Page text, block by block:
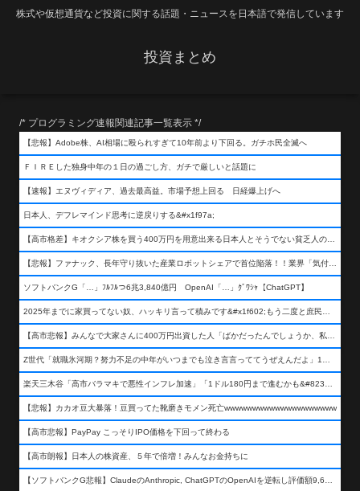
株式や仮想通貨など投資に関する話題・ニュースを日本語で発信しています
投資まとめ
/* プログラミング速報関連記事一覧表示 */
【悲報】Adobe株、AI相場に殴られすぎて10年前より下回る。ガチホ民全滅へ
ＦＩＲＥした独身中年の１日の過ごし方、ガチで厳しいと話題に
【速報】エヌヴィディア、過去最高益。市場予想上回る 日経爆上げへ
日本人、デフレマインド思考に逆戻りする&#x1f97a;
【高市格差】キオクシア株を買う400万円を用意出来る日本人とそうでない貧乏人の差が超広まるって事よ
【悲報】ファナック、長年守り抜いた産業ロボットシェアで首位陥落！！業界「気付いたら一気に抜かれていた…」
ソフトバンクG「…」ﾌﾙﾌﾙつ6兆3,840億円 OpenAI「…」ｸﾞﾜｼｬ【ChatGPT】
2025年までに家買ってない奴、ハッキリ言って積みです&#x1f602;もう二度と庶民が買える値段になりません&#x1f602;&#x1f602;&#x1f602;
【高市悲報】みんなで大家さんに400万円出資した人「ばかだったんでしょうか、私は&#x1f622;」
Z世代「就職氷河期？努力不足の中年がいつまでも泣き言言っててうぜえんだよ」1万いいね
楽天三木谷「高市バラマキで悪性インフレ加速」「1ドル180円まで進むかも&#8230;もう看過できない」
【悲報】カカオ豆大暴落！豆買ってた靴磨きモメン死亡wwwwwwwwwwwwwwwwwwww
【高市悲報】PayPay こっそりIPO価格を下回って終わる
【高市朗報】日本人の株資産、５年で倍増！みんなお金持ちに
【ソフトバンクG悲報】ClaudeのAnthropic, ChatGPTのOpenAIを逆転し評価額9,650億ドル (約154兆円) の世界一価値あるAI企業に……